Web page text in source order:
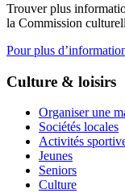
Trouver plus
la Commission
Pour plus
Culture & loisirs
Organiser une
Sociétés locales
Activités
Jeunes
Seniors
Culture